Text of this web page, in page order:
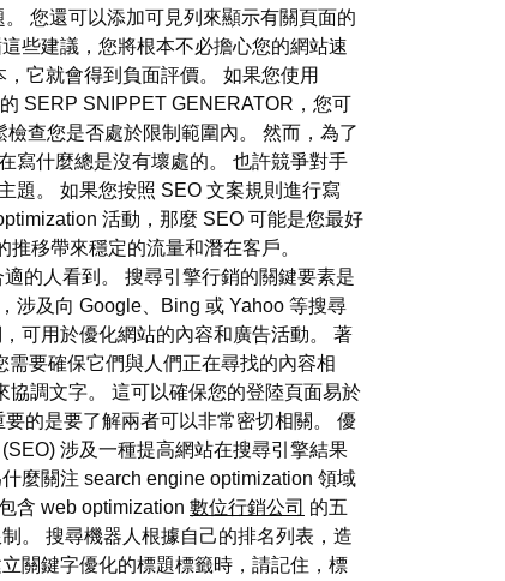
您還可以添加可見列來顯示有關頁面的
些建議，您將根本不必擔心您的網站速
它就會得到負面評價。 如果您使用
SERP SNIPPET GENERATOR，您可
查您是否處於限制範圍內。 然而，為了
寫什麼總是沒有壞處的。 也許競爭對手
題。 如果您按照 SEO 文案規則進行寫
活動，那麼 SEO 可能是您最好
移帶來穩定的流量和潛在客戶。
的人看到。 搜尋引擎行銷的關鍵要素是
涉及向 Google、Bing 或 Yahoo 等搜尋
可用於優化網站的內容和廣告活動。 著
要確保它們與人們正在尋找的內容相
協調文字。 這可以確保您的登陸頁面易於
的是要了解兩者可以非常密切相關。 優
涉及一種提高網站在搜尋引擎結果
麼關注 search engine optimization 領域
含 web optimization 數位行銷公司 的五
。 搜尋機器人根據自己的排名列表，造
關鍵字優化的標題標籤時，請記住，標